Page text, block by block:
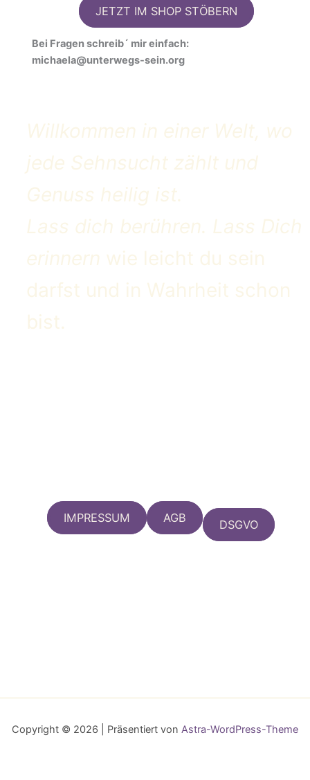
JETZT IM SHOP STÖBERN
Bei Fragen schreib´ mir einfach:
michaela@unterwegs-sein.org
Willkommen in einer Welt, wo
jede Sehnsucht zählt und
Genuss heilig ist.
Lass dich berühren. Lass Dich
erinnern wie leicht du sein
darfst und in Wahrheit schon
bist.
IMPRESSUM AGB DSGVO
Copyright © 2026 | Präsentiert von Astra-WordPress-Theme